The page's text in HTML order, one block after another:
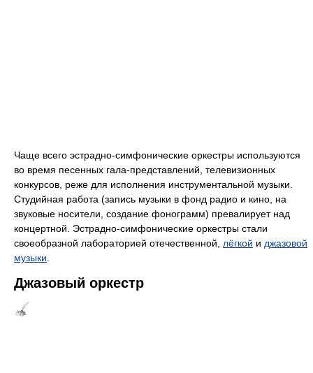
Чаще всего эстрадно-симфонические оркестры используются
во время песенных гала-представлений, телевизионных
конкурсов, реже для исполнения инструментальной музыки.
Студийная работа (запись музыки в фонд радио и кино, на
звуковые носители, создание фонограмм) превалирует над
концертной. Эстрадно-симфонические оркестры стали
своеобразной лабораторией отечественной, лёгкой и джазовой
музыки
Джазовый оркестр